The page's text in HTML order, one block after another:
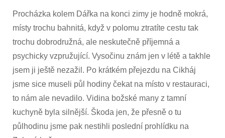
Procházka kolem Dářka na konci zimy je hodně mokrá,
místy trochu bahnitá, když v polomu ztratíte cestu tak
trochu dobrodružná, ale neskutečně příjemná a
psychicky vzpružující. Vysočinu znám jen v létě a takhle
jsem ji ještě nezažil. Po krátkém přejezdu na Cikháj
jsme sice museli půl hodiny čekat na místo v restauraci,
to nám ale nevadilo. Vidina božské many z tamní
kuchyně byla silnější. Škoda jen, že přesně o tu
půlhodinu jsme pak nestihli poslední prohlídku na